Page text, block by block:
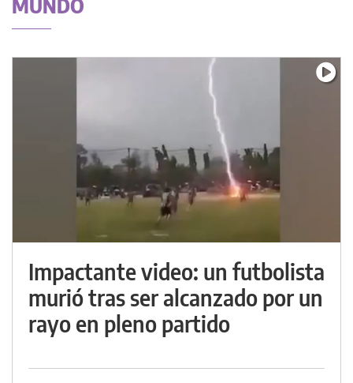
MUNDO
Impactante video: un futbolista
murió tras ser alcanzado por un
rayo en pleno partido